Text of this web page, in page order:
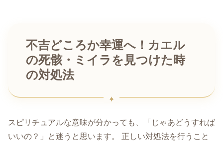
不吉どころか幸運へ！カエル
の死骸・ミイラを見つけた時
の対処法
スピリチュアルな意味が分かっても、「じゃあどうすれば
いいの？」と迷うと思います。 正しい対処法を行うこと